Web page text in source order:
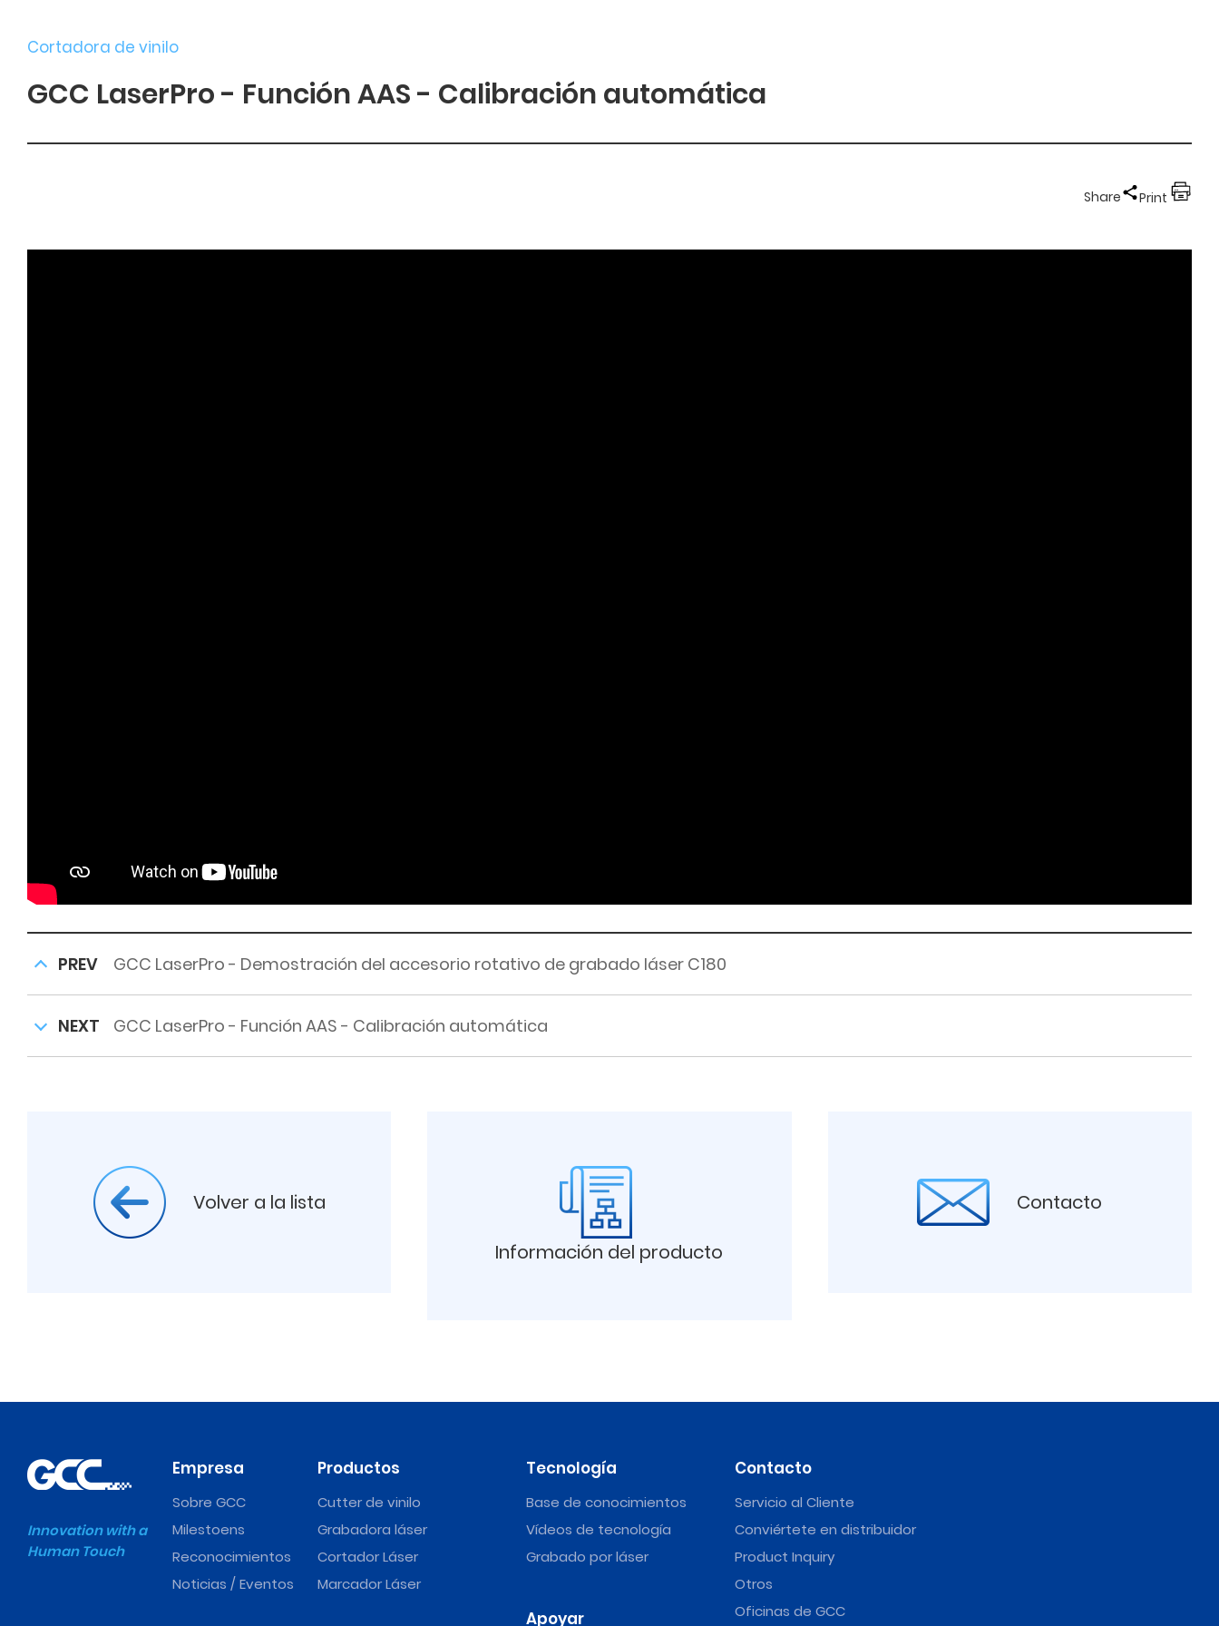
Cortadora de vinilo
GCC LaserPro - Función AAS - Calibración automática
Share Print
PREV GCC LaserPro - Demostración del accesorio rotativo de grabado láser C180
NEXT GCC LaserPro - Función AAS - Calibración automática
Volver a la lista
Información del producto
Contacto
Innovation with a
Human Touch
Empresa
Sobre GCC
Milestoens
Reconocimientos
Noticias / Eventos
Productos
Cutter de vinilo
Grabadora láser
Cortador Láser
Marcador Láser
Tecnología
Base de conocimientos
Vídeos de tecnología
Grabado por láser
Apoyar
Contacto
Servicio al Cliente
Conviértete en distribuidor
Product Inquiry
Otros
Oficinas de GCC